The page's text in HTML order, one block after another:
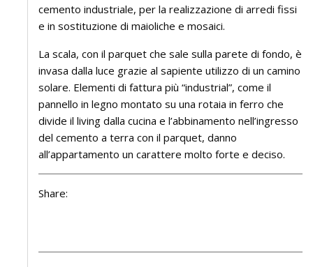
cemento industriale, per la realizzazione di arredi fissi
e in sostituzione di maioliche e mosaici.
La scala, con il parquet che sale sulla parete di fondo, è
invasa dalla luce grazie al sapiente utilizzo di un camino
solare. Elementi di fattura più “industrial”, come il
pannello in legno montato su una rotaia in ferro che
divide il living dalla cucina e l’abbinamento nell’ingresso
del cemento a terra con il parquet, danno
all’appartamento un carattere molto forte e deciso.
Share: